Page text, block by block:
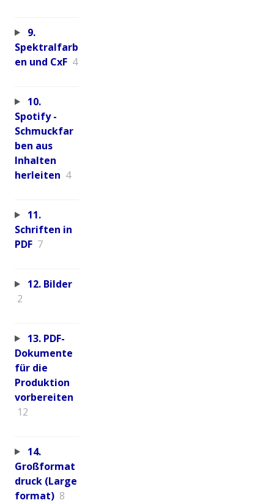
9.
Spektralfarb
en und CxF 4
10.
Spotify -
Schmuckfar
ben aus
Inhalten
herleiten 4
11.
Schriften in
PDF 7
12. Bilder
2
13. PDF-
Dokumente
für die
Produktion
vorbereiten
12
14.
Großformat
druck (Large
format) 8